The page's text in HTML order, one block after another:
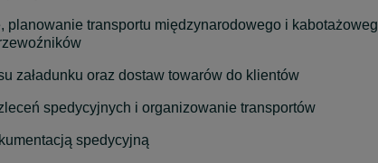
planowanie transportu międzynarodowego i
załadunku oraz dostaw towarów do klientów
spedycyjnych i organizowanie transportów
spedycyjną